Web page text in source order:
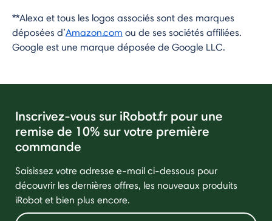
**Alexa et tous les logos associés sont des marques
déposées d’Amazon.com ou de ses sociétés affiliées.
Google est une marque déposée de Google LLC.
Inscrivez-vous sur iRobot.fr pour une
remise de 10% sur votre première
commande
Saisissez votre adresse e-mail ci-dessous pour
découvrir les dernières offres, les nouveaux produits
iRobot et bien plus encore.